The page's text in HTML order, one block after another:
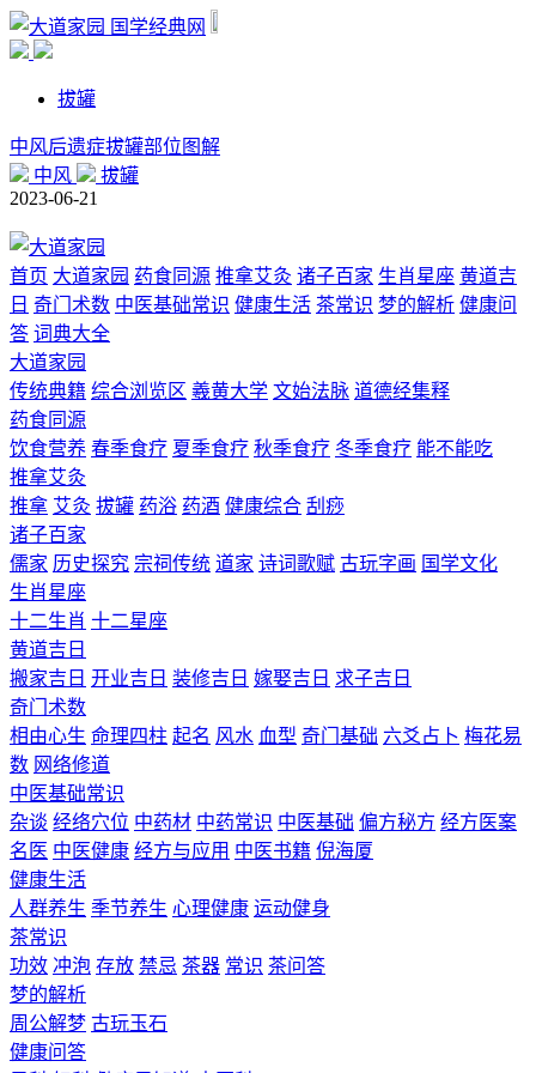
国学经典网
拔罐
中风后遗症拔罐部位图解
中风
拔罐
2023-06-21
首页 大道家园 药食同源 推拿艾灸 诸子百家 生肖星座 黄道吉
日 奇门术数 中医基础常识 健康生活 茶常识 梦的解析 健康问
答 词典大全
大道家园
传统典籍 综合浏览区 羲黄大学 文始法脉 道德经集释
药食同源
饮食营养 春季食疗 夏季食疗 秋季食疗 冬季食疗 能不能吃
推拿艾灸
推拿 艾灸 拔罐 药浴 药酒 健康综合 刮痧
诸子百家
儒家 历史探究 宗祠传统 道家 诗词歌赋 古玩字画 国学文化
生肖星座
十二生肖 十二星座
黄道吉日
搬家吉日 开业吉日 装修吉日 嫁娶吉日 求子吉日
奇门术数
相由心生 命理四柱 起名 风水 血型 奇门基础 六爻占卜 梅花易
数 网络修道
中医基础常识
杂谈 经络穴位 中药材 中药常识 中医基础 偏方秘方 经方医案
名医 中医健康 经方与应用 中医书籍 倪海厦
健康生活
人群养生 季节养生 心理健康 运动健身
茶常识
功效 冲泡 存放 禁忌 茶器 常识 茶问答
梦的解析
周公解梦 古玩玉石
健康问答